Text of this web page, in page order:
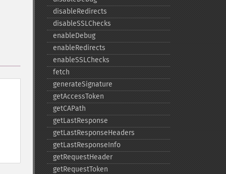
disableRedirects
disableSSLChecks
enableDebug
enableRedirects
enableSSLChecks
fetch
generateSignature
getAccessToken
getCAPath
getLastResponse
getLastResponseHeaders
getLastResponseInfo
getRequestHeader
getRequestToken